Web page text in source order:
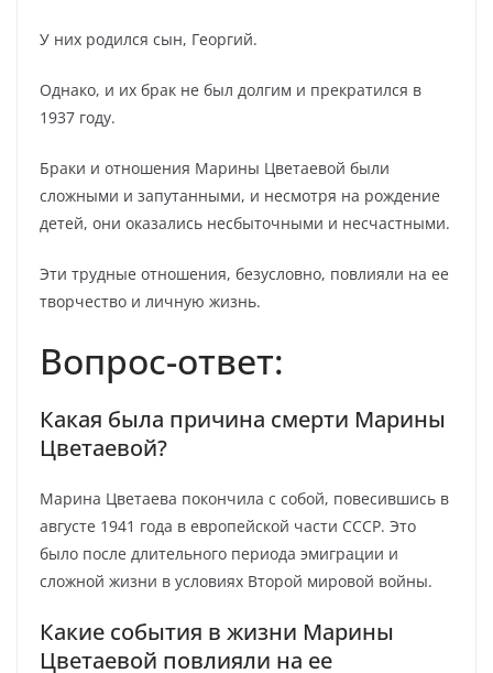
У них родился сын, Георгий.
Однако, и их брак не был долгим и прекратился в
1937 году.
Браки и отношения Марины Цветаевой были
сложными и запутанными, и несмотря на рождение
детей, они оказались несбыточными и несчастными.
Эти трудные отношения, безусловно, повлияли на ее
творчество и личную жизнь.
Вопрос-ответ:
Какая была причина смерти Марины
Цветаевой?
Марина Цветаева покончила с собой, повесившись в
августе 1941 года в европейской части СССР. Это
было после длительного периода эмиграции и
сложной жизни в условиях Второй мировой войны.
Какие события в жизни Марины
Цветаевой повлияли на ее